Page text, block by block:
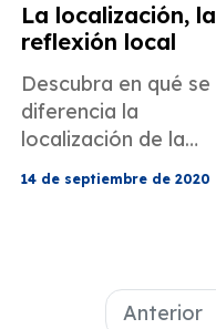
La localización, la
reflexión local
Descubra en qué se
diferencia la
localización de la
traducción y cómo
puede llegar a un
14 de septiembre de 2020
Anterior